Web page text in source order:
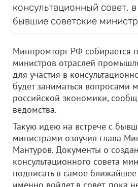
консультационный совет,
бывшие советские
Минпромторг РФ собирается
министров отраслей
для участия в
будет заниматься вопросами
российской экономики,
ведомства.
Такую идею на встрече с
министрами озвучил глава
Мантуров. Документы о
консультационного совета
подписать в самое